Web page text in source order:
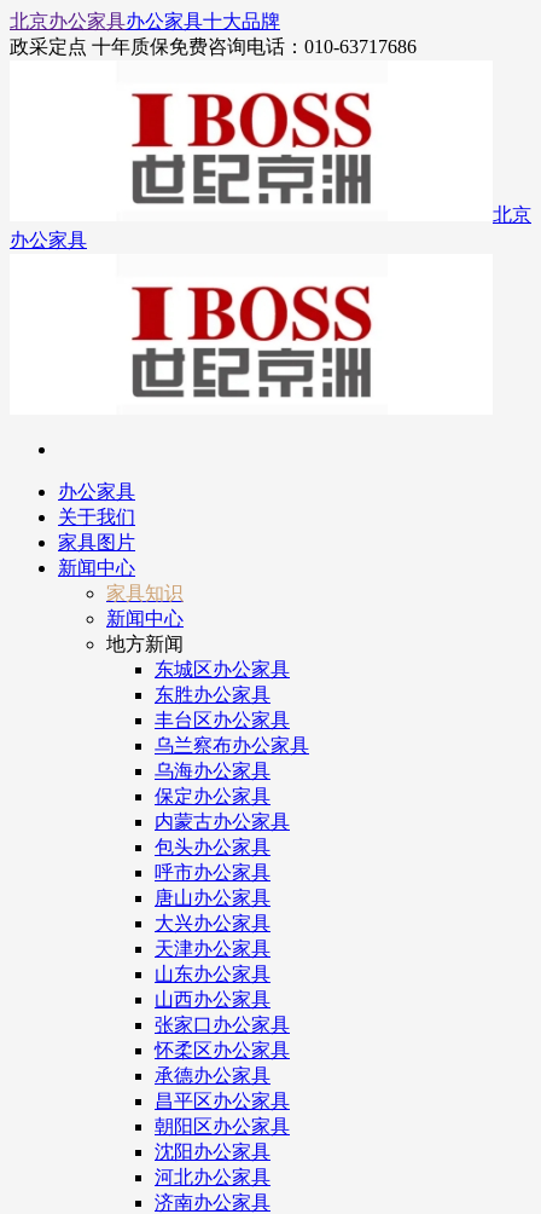
北京办公家具办公家具十大品牌
政采定点 十年质保免费咨询电话：010-63717686
北京
办公家具
办公家具
关于我们
家具图片
新闻中心
家具知识
新闻中心
地方新闻
东城区办公家具
东胜办公家具
丰台区办公家具
乌兰察布办公家具
乌海办公家具
保定办公家具
内蒙古办公家具
包头办公家具
呼市办公家具
唐山办公家具
大兴办公家具
天津办公家具
山东办公家具
山西办公家具
张家口办公家具
怀柔区办公家具
承德办公家具
昌平区办公家具
朝阳区办公家具
沈阳办公家具
河北办公家具
济南办公家具